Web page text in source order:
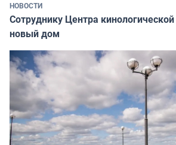
НОВОСТИ
Сотруднику Центра
новый дом